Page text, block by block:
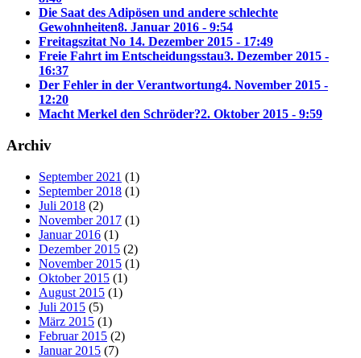
Die Saat des Adipösen und andere schlechte
Gewohnheiten8. Januar 2016 - 9:54
Freitagszitat No 14. Dezember 2015 - 17:49
Freie Fahrt im Entscheidungsstau3. Dezember 2015 -
16:37
Der Fehler in der Verantwortung4. November 2015 -
12:20
Macht Merkel den Schröder?2. Oktober 2015 - 9:59
Archiv
September 2021 (1)
September 2018 (1)
Juli 2018 (2)
November 2017 (1)
Januar 2016 (1)
Dezember 2015 (2)
November 2015 (1)
Oktober 2015 (1)
August 2015 (1)
Juli 2015 (5)
März 2015 (1)
Februar 2015 (2)
Januar 2015 (7)